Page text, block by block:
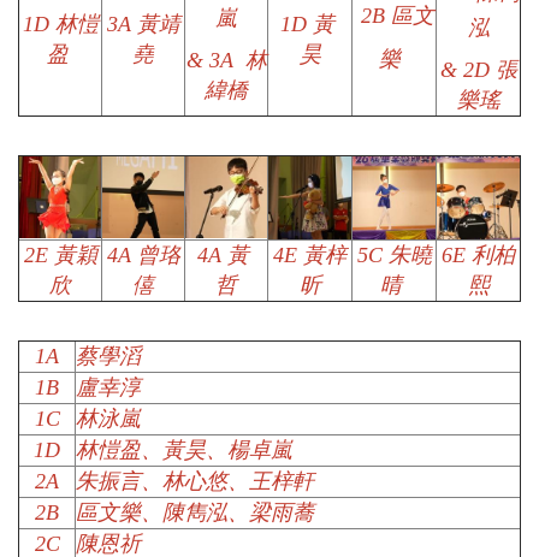
1D 林愷
盈
3A 黃靖
堯
嵐
& 3A 林
緯橋
1D黃
昊
2B區文
樂
泓
& 2D張
樂瑤
2E 黃穎
欣
4A 曾珞
僖
4A 黃
哲
4E 黃梓
昕
5C 朱曉
晴
6E 利柏
熙
1A
蔡學滔
1B
盧幸淳
1C
林泳嵐
1D
林愷盈、黃昊、楊卓嵐
2A
朱振言、林心悠、王梓軒
2B
區文樂、陳雋泓、梁雨蕎
2C
陳恩祈